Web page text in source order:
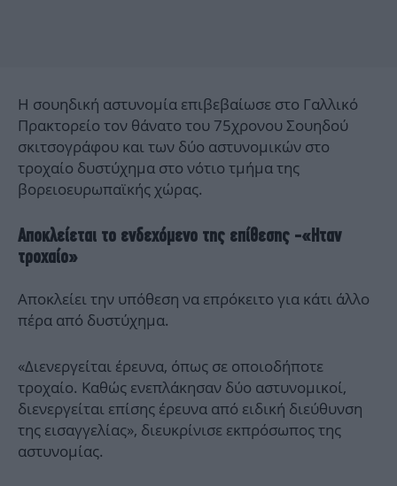
Η σουηδική αστυνομία επιβεβαίωσε στο Γαλλικό
Πρακτορείο τον θάνατο του 75χρονου Σουηδού
σκιτσογράφου και των δύο αστυνομικών στο
τροχαίο δυστύχημα στο νότιο τμήμα της
βορειοευρωπαϊκής χώρας.
Αποκλείεται το ενδεχόμενο της επίθεσης -«Ηταν
τροχαίο»
Αποκλείει την υπόθεση να επρόκειτο για κάτι άλλο
πέρα από δυστύχημα.
«Διενεργείται έρευνα, όπως σε οποιοδήποτε
τροχαίο. Καθώς ενεπλάκησαν δύο αστυνομικοί,
διενεργείται επίσης έρευνα από ειδική διεύθυνση
της εισαγγελίας», διευκρίνισε εκπρόσωπος της
αστυνομίας.